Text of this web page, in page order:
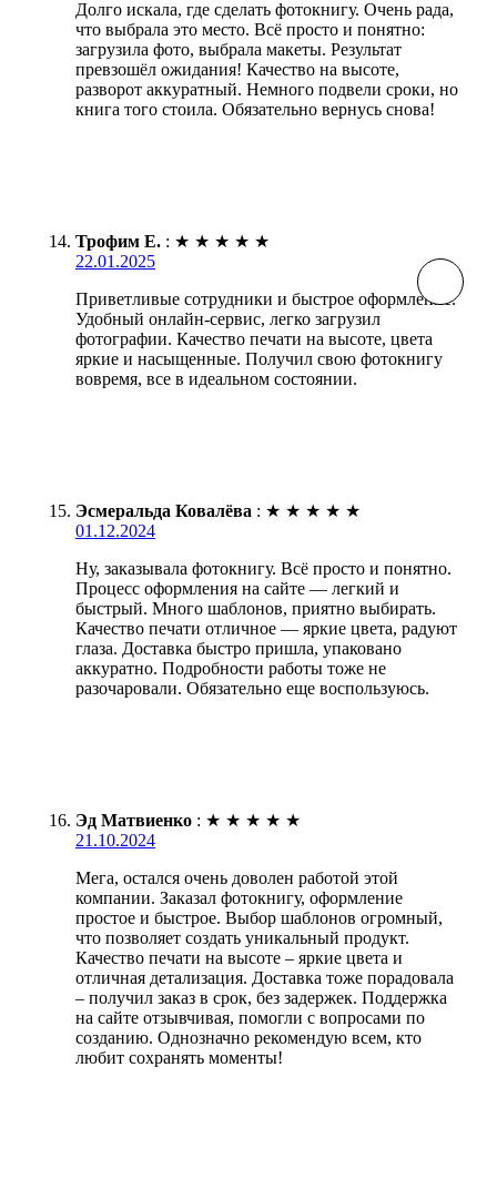
Долго искала, где сделать фотокнигу. Очень рада,
что выбрала это место. Всё просто и понятно:
загрузила фото, выбрала макеты. Результат
превзошёл ожидания! Качество на высоте,
разворот аккуратный. Немного подвели сроки, но
книга того стоила. Обязательно вернусь снова!
Трофим Е. : ★ ★ ★ ★ ★
22.01.2025
Приветливые сотрудники и быстрое оформление.
Удобный онлайн-сервис, легко загрузил
фотографии. Качество печати на высоте, цвета
яркие и насыщенные. Получил свою фотокнигу
вовремя, все в идеальном состоянии.
Эсмеральда Ковалёва : ★ ★ ★ ★ ★
01.12.2024
Ну, заказывала фотокнигу. Всё просто и понятно.
Процесс оформления на сайте — легкий и
быстрый. Много шаблонов, приятно выбирать.
Качество печати отличное — яркие цвета, радуют
глаза. Доставка быстро пришла, упаковано
аккуратно. Подробности работы тоже не
разочаровали. Обязательно еще воспользуюсь.
Эд Матвиенко : ★ ★ ★ ★ ★
21.10.2024
Мега, остался очень доволен работой этой
компании. Заказал фотокнигу, оформление
простое и быстрое. Выбор шаблонов огромный,
что позволяет создать уникальный продукт.
Качество печати на высоте – яркие цвета и
отличная детализация. Доставка тоже порадовала
– получил заказ в срок, без задержек. Поддержка
на сайте отзывчивая, помогли с вопросами по
созданию. Однозначно рекомендую всем, кто
любит сохранять моменты!